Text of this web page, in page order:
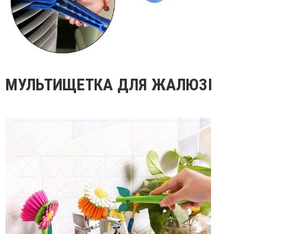
МУЛЬТИЩЕТКА ДЛЯ ЖАЛЮЗІ